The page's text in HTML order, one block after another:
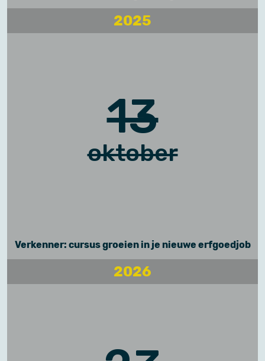
2025
13
oktober
Verkenner: cursus groeien in je nieuwe erfgoedjob
2026